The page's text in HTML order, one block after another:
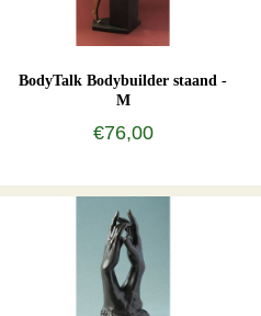
BodyTalk Bodybuilder staand -
M
€76,00